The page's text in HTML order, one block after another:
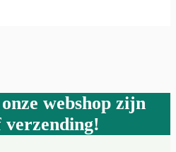
webshop zijn
verzending!